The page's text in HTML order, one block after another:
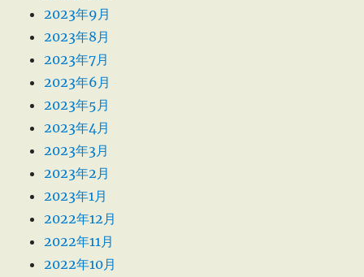
2023年9月
2023年8月
2023年7月
2023年6月
2023年5月
2023年4月
2023年3月
2023年2月
2023年1月
2022年12月
2022年11月
2022年10月